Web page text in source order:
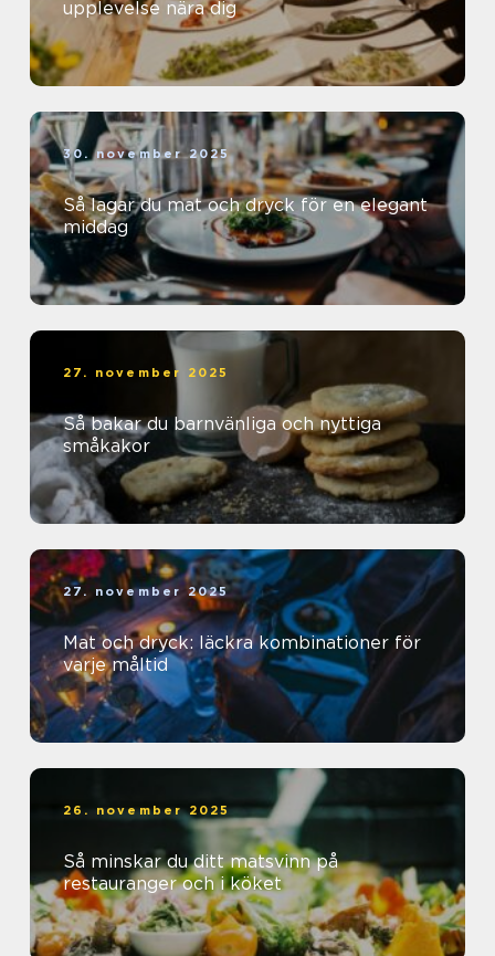
upplevelse nära dig
30. november 2025
Så lagar du mat och dryck för en elegant
middag
27. november 2025
Så bakar du barnvänliga och nyttiga
småkakor
27. november 2025
Mat och dryck: läckra kombinationer för
varje måltid
26. november 2025
Så minskar du ditt matsvinn på
restauranger och i köket